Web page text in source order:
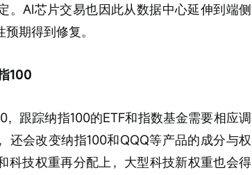
。AI芯片交易也因此从数据中心延伸到端侧
期得到修复。
100
跟踪纳指100的ETF和指数基金需要相应调
还会改变纳指100和QQQ等产品的成分与权
科技权重再分配上，大型科技新权重也会得